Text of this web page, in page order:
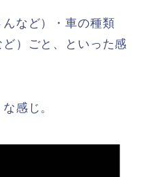
など）・車の種類
ど）ごと、といった感
感じ。